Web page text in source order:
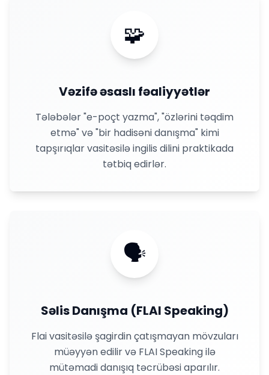
🧩
Vəzifə əsaslı fəaliyyətlər
Tələbələr "e-poçt yazma", "özlərini təqdim
etmə" və "bir hadisəni danışma" kimi
tapşırıqlar vasitəsilə ingilis dilini praktikada
tətbiq edirlər.
🗣
Səlis Danışma (FLAI Speaking)
Flai vasitəsilə şagirdin çatışmayan mövzuları
müəyyən edilir və FLAI Speaking ilə
mütəmadi danışıq təcrübəsi aparılır.